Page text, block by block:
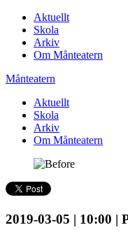
Aktuellt
Skola
Arkiv
Om Månteatern
Månteatern
Aktuellt
Skola
Arkiv
Om Månteatern
2019-03-05 | 10:00 |